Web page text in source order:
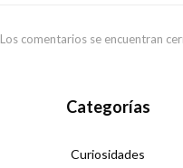
Los comentarios se encuentran
Categorías
Curiosidades